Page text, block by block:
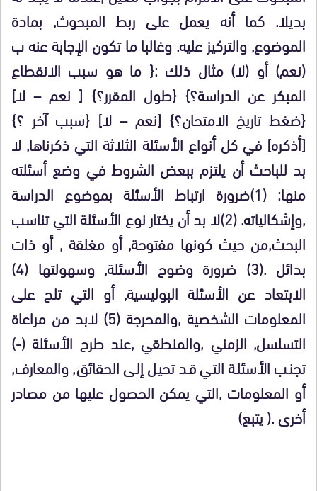
بديلا. كما أنه يعمل على ربط المبحوث, بمادة
الموضوع, والتركيز عليه. وغالبا ما تكون الإجابة عنه ب
(نعم) أو (لا) مثال ذلك :{ ما هو سبب الانقطاع
المبكر عن الدراسة؟} {طول المقرر؟} [ نعم – لا]
{ضغط تاريخ الامتحان؟} [نعم – لا] {سبب آخر ؟}
[أذكره] في كل أنواع الأسئلة الثلاثة التي ذكرناها, لا
بد للباحث أن يلتزم ببعض الشروط في وضع أسئلته
منها: (1)ضرورة ارتباط الأسئلة بموضوع الدراسة
,وإشكالياته. (2)لا بد أن يختار نوع الأسئلة التي تناسب
البحث,من حيث كونها مفتوحة, أو مغلقة , أو ذات
بدائل .(3) ضرورة وضوح الأسئلة, وسهولتها (4)
الابتعاد عن الأسئلة البوليسية, أو التي تلح على
المعلومات الشخصية ,والمحرجة (5) لابد من مراعاة
التسلسل, الزمني ,والمنطقي ,عند طرح الأسئلة (-)
تجنب الأسئلة التي قد تحيل إلى الحقائق, والمعارف,
أو المعلومات ,التي يمكن الحصول عليها من مصادر
أخرى .( يتبع)